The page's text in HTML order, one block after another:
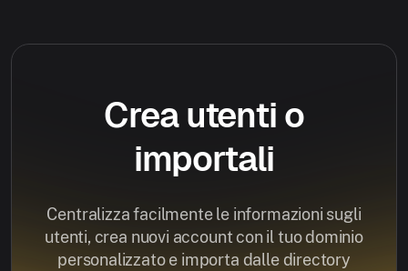
Crea utenti o
importali
Centralizza facilmente le informazioni sugli
utenti, crea nuovi account con il tuo dominio
personalizzato e importa dalle directory